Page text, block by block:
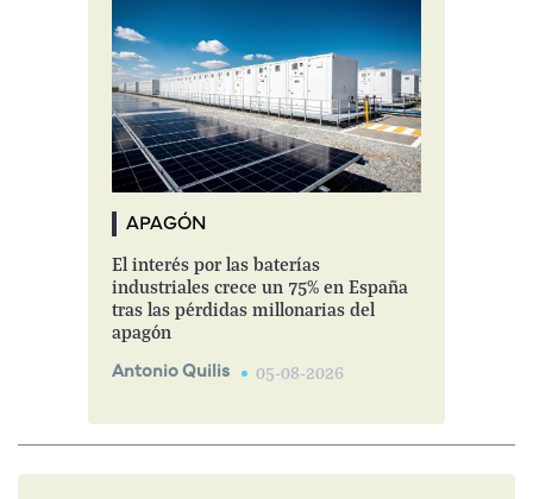
APAGÓN
El interés por las baterías
industriales crece un 75% en España
tras las pérdidas millonarias del
apagón
Antonio Quilis 05-08-2026